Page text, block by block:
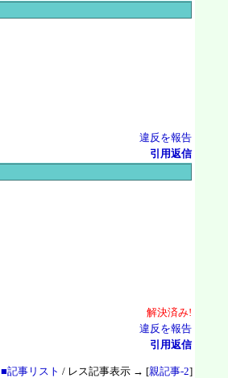
違反を報告
引用返信
解決済み!
違反を報告
引用返信
■記事リスト / レス記事表示 → [親記事-2]